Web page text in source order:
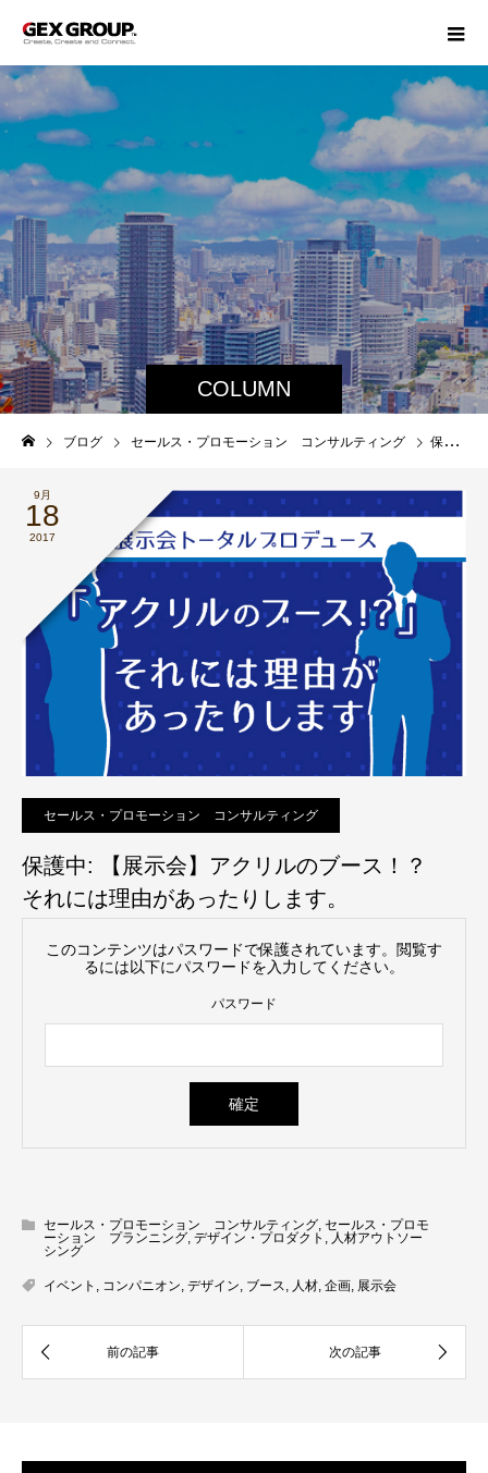
COLUMN
ブログ セールス・プロモーション コンサルティング 保護中: 【展示会】アクリルのブース！？ それには理由があったりします。
9月
18
2017
セールス・プロモーション コンサルティング
保護中: 【展示会】アクリルのブース！？
それには理由があったりします。
このコンテンツはパスワードで保護されています。閲覧す
るには以下にパスワードを入力してください。
パスワード
セールス・プロモーション コンサルティング, セールス・プロモ
ーション プランニング, デザイン・プロダクト , 人材アウトソー
シング
イベント , コンパニオン, デザイン, ブース, 人材, 企画, 展示会